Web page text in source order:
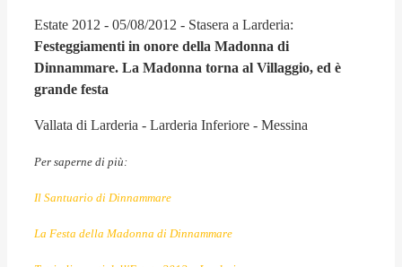
Estate 2012 - 05/08/2012 - Stasera a Larderia:
Festeggiamenti in onore della Madonna di
Dinnammare. La Madonna torna al Villaggio, ed è
grande festa
Vallata di Larderia - Larderia Inferiore - Messina
Per saperne di più:
Il Santuario di Dinnammare
La Festa della Madonna di Dinnammare